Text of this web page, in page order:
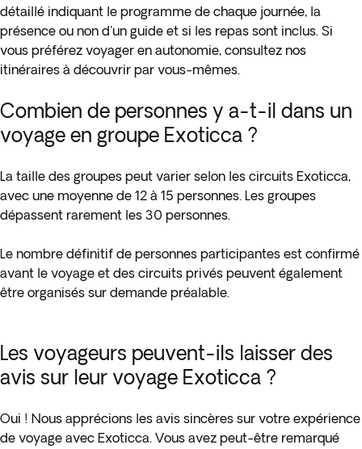
détaillé indiquant le programme de chaque journée, la
présence ou non d'un guide et si les repas sont inclus. Si
vous préférez voyager en autonomie, consultez nos
itinéraires à découvrir par vous-mêmes.
Combien de personnes y a-t-il dans un
voyage en groupe Exoticca ?
La taille des groupes peut varier selon les circuits Exoticca,
avec une moyenne de 12 à 15 personnes. Les groupes
dépassent rarement les 30 personnes.
Le nombre définitif de personnes participantes est confirmé
avant le voyage et des circuits privés peuvent également
être organisés sur demande préalable.
Les voyageurs peuvent-ils laisser des
avis sur leur voyage Exoticca ?
Oui ! Nous apprécions les avis sincères sur votre expérience
de voyage avec Exoticca. Vous avez peut-être remarqué